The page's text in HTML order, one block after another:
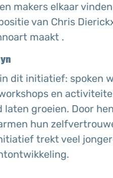
makers elkaar
van Chris
maakt .
dit initiatief: spoken
en
groeien. Door
hun
trekt veel